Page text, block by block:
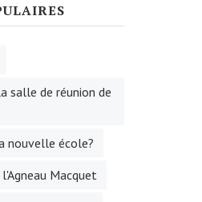
salle de réunion de
nouvelle école?
Macquet